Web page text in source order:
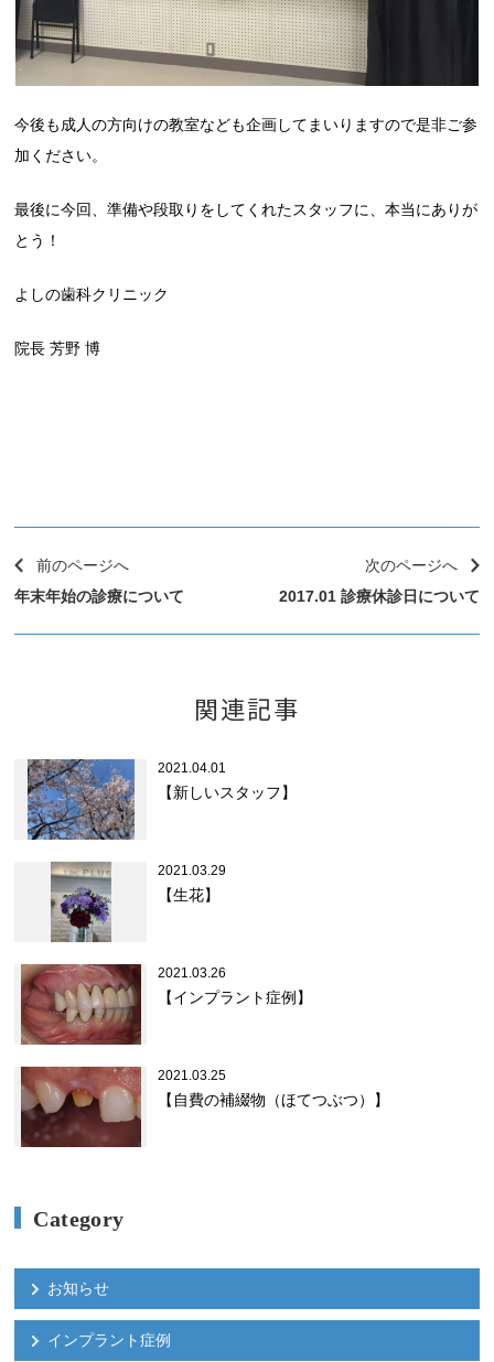
今後も成人の方向けの教室なども企画してまいりますので是非ご参
加ください。
最後に今回、準備や段取りをしてくれたスタッフに、本当にありが
とう！
よしの歯科クリニック
院長 芳野 博
前のページへ
年末年始の診療について
次のページへ
2017.01 診療休診日について
関連記事
2021.04.01
【新しいスタッフ】
2021.03.29
【生花】
2021.03.26
【インプラント症例】
2021.03.25
【自費の補綴物（ほてつぶつ）】
Category
お知らせ
インプラント症例